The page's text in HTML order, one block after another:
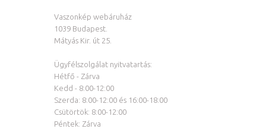
Vaszonkép webáruház
1039 Budapest.
Mátyás Kir. út 25.
Ügyfélszolgálat nyitvatartás:
Hétfő - Zárva
Kedd - 8:00-12:00
Szerda: 8:00-12:00 és 16:00-18:00
Csütörtök: 8:00-12:00
Péntek: Zárva